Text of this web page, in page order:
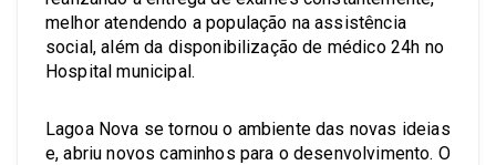
melhor atendendo a população na assistência
social, além da disponibilização de médico 24h no
Hospital municipal.
Lagoa Nova se tornou o ambiente das novas ideias
e, abriu novos caminhos para o desenvolvimento. O